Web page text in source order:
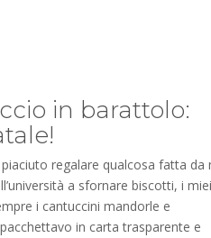
in barattolo:
regalare qualcosa fatta da
a sfornare biscotti, i miei
i cantuccini mandorle e
in carta trasparente e